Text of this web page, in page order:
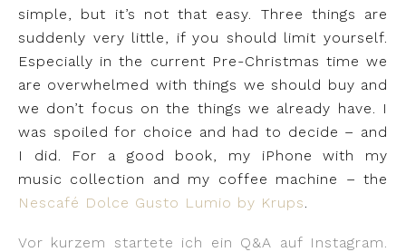
simple, but it’s not that easy. Three things are
suddenly very little, if you should limit yourself.
Especially in the current Pre-Christmas time we
are overwhelmed with things we should buy and
we don’t focus on the things we already have. I
was spoiled for choice and had to decide – and
I did. For a good book, my iPhone with my
music collection and my coffee machine – the
Nescafé Dolce Gusto Lumio by Krups
Vor kurzem startete ich ein Q&A auf Instagram.